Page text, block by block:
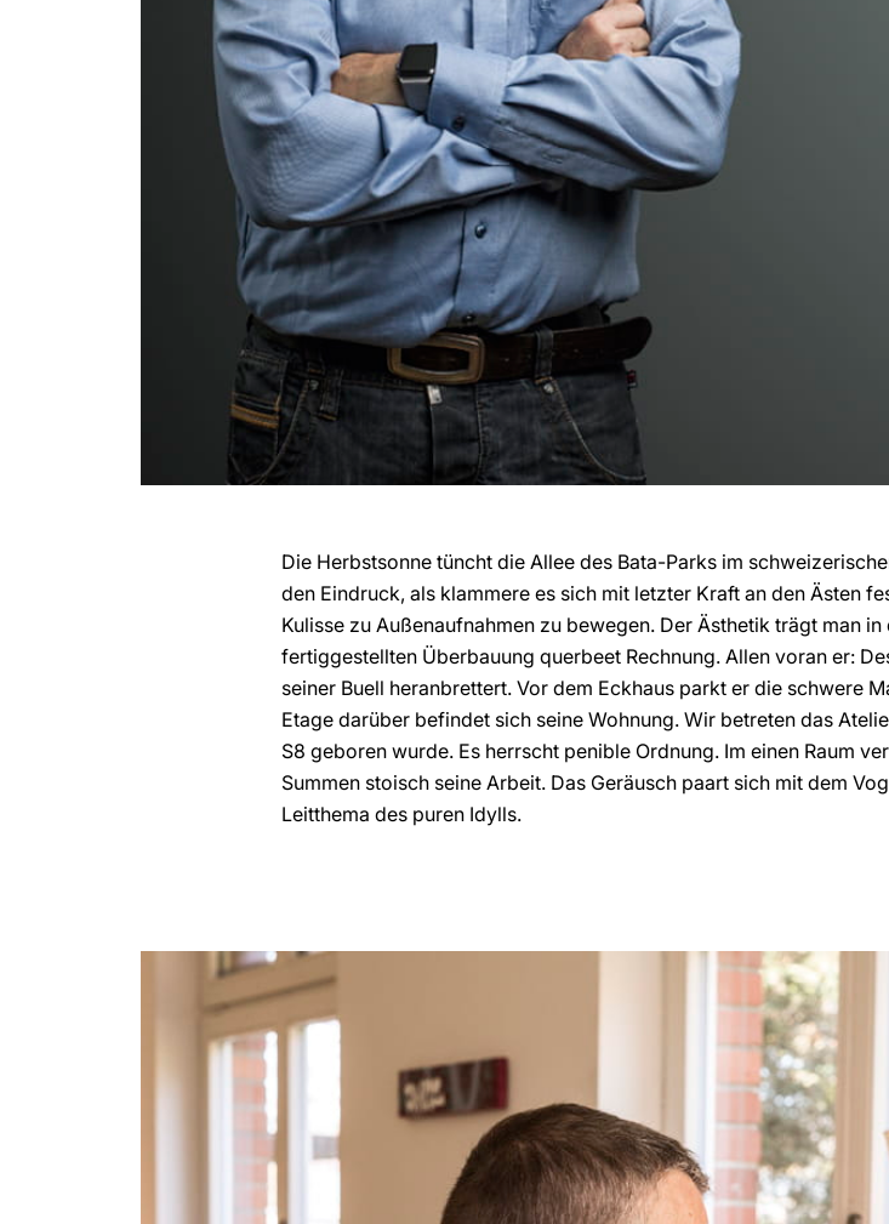
Die Herbstsonne tüncht die Allee des Bata-Parks im
den Eindruck, als klammere es sich mit letzter Kraft an den Ästen
Kulisse zu Außenaufnahmen zu bewegen. Der Ästhetik trägt man
fertiggestellten Überbauung querbeet Rechnung. Allen voran er:
seiner Buell heranbrettert. Vor dem Eckhaus parkt er die schwere
Etage darüber befindet sich seine Wohnung. Wir betreten das
S8 geboren wurde. Es herrscht penible Ordnung. Im einen Raum
Summen stoisch seine Arbeit. Das Geräusch paart sich mit dem
Leitthema des puren Idylls.